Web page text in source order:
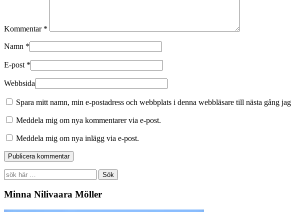
Kommentar *
Namn *
E-post *
Webbsida
Spara mitt namn, min e-postadress och webbplats i denna webbläsare till nästa gång
Meddela mig om nya kommentarer via e-post.
Meddela mig om nya inlägg via e-post.
Search
for:
Minna Nilivaara Möller